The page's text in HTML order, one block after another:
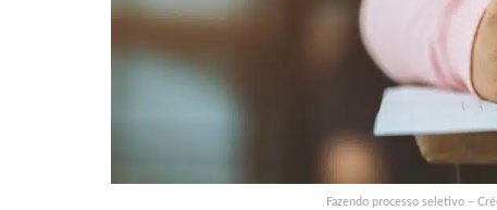
Fazendo processo seletivo –